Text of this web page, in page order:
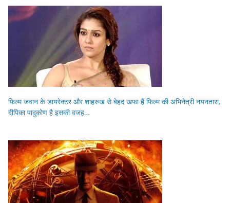
फिल्म जवान के डायरेक्टर और शाहरुख से बेहद खफा हैं फिल्म की अभिनेत्री नयनतारा,
दीपिका पादुकोण है इसकी वजह…